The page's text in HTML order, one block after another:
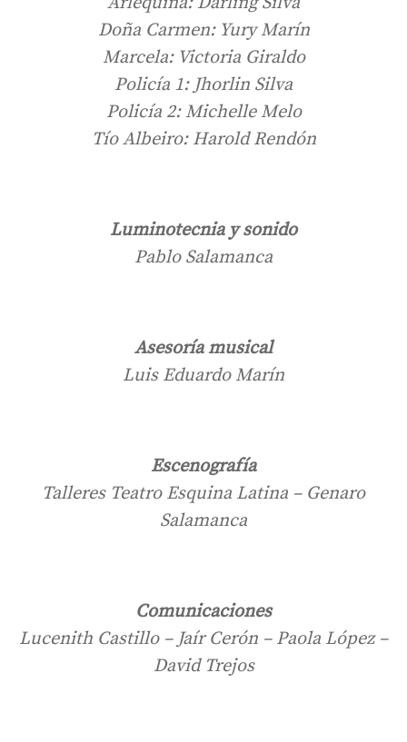
Doña Carmen: Yury Marín
Marcela: Victoria Giraldo
Policía 1: Jhorlin Silva
Policía 2: Michelle Melo
Tío Albeiro: Harold Rendón
Luminotecnia y sonido
Pablo Salamanca
Asesoría musical
Luis Eduardo Marín
Escenografía
Talleres Teatro Esquina Latina – Genaro
Salamanca
Comunicaciones
Lucenith Castillo – Jaír Cerón – Paola López –
David Trejos